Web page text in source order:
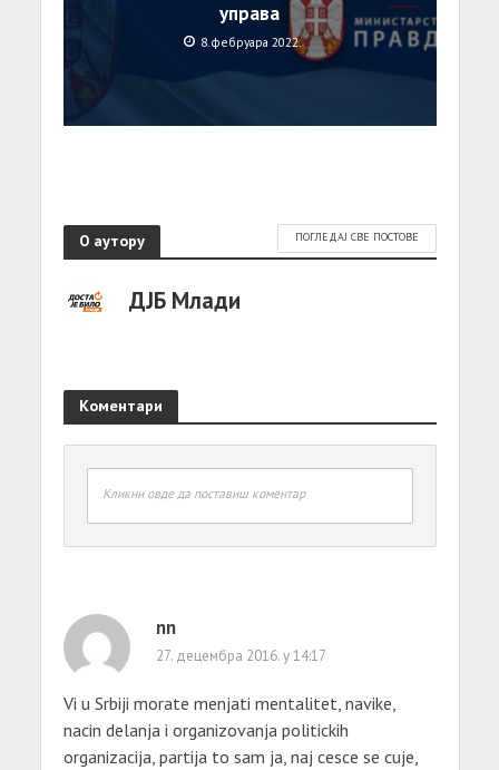
управа
8. фебруара 2022.
О аутору ПОГЛЕДАЈ СВЕ ПОСТОВЕ
ДЈБ Млади
Коментари
Кликни овде да поставиш коментар
nn
27. децембра 2016. у 14:17
Vi u Srbiji morate menjati mentalitet, navike,
nacin delanja i organizovanja politickih
organizacija, partija to sam ja, naj cesce se cuje,